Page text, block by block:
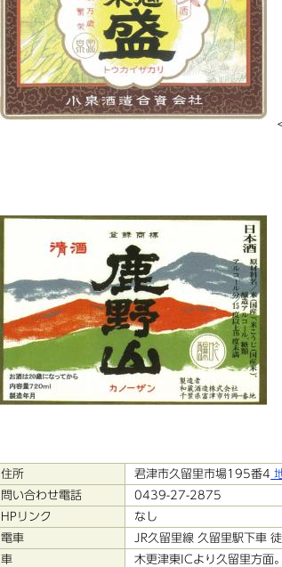
住所 君津市久留里市場195番4
問い合わせ電話
0439-27-2875
HPリンク
なし
電車
JR久留里線 久留里駅下車
車
木更津東ICより久留里方面